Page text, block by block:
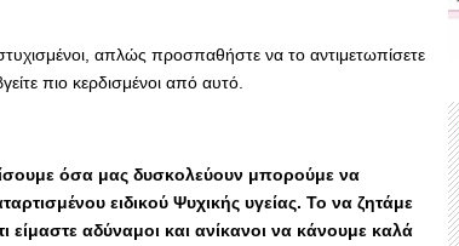
απλώς προσπαθήστε να το αντιμετωπίσετε
πιο κερδισμένοι από αυτό.
όσα μας δυσκολεύουν μπορούμε να
ειδικού Ψυχικής υγείας. Το να ζητάμε
είμαστε αδύναμοι και ανίκανοι να κάνουμε καλά